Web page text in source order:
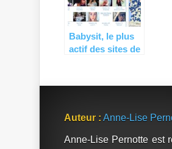
Babysit, le plus
actif des sites de
Auteur : Anne-Lise
Anne-Lise Pernotte est